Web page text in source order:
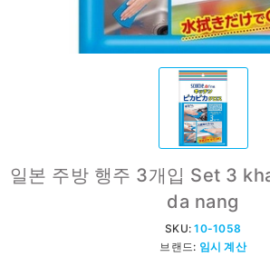
일본 주방 행주 3개입 Set 3
da nang
SKU:10-1058
브랜드: 임시 계산